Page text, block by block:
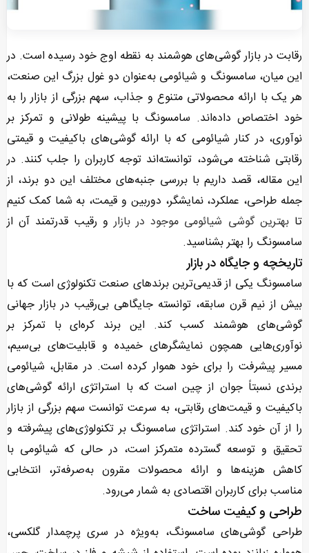
رقابت در بازار گوشی‌های هوشمند به نقطه اوج خود رسیده است. در
این میان، سامسونگ و شیائومی به‌عنوان دو غول بزرگ این صنعت،
هر یک با ارائه محصولاتی متنوع و جذاب، سهم بزرگی از بازار را به
خود اختصاص داده‌اند. سامسونگ با پیشینه طولانی و تمرکز بر
نوآوری، در کنار شیائومی که با ارائه گوشی‌های باکیفیت و قیمتی
رقابتی شناخته می‌شود، توانسته‌اند توجه کاربران را جلب کنند. در
این مقاله، قصد داریم با بررسی جنبه‌های مختلف این دو برند، از
جمله طراحی، عملکرد، نمایشگر، دوربین و قیمت، به شما کمک کنیم
تابهترین گوشی شیائومی موجود در بازارو رقیب قدرتمند آن از
سامسونگ را بهتر بشناسید.
تاریخچه و جایگاه در بازار
سامسونگ یکی از قدیمی‌ترین برندهای صنعت تکنولوژی است که با
بیش از نیم قرن سابقه، توانسته جایگاهی بی‌رقیب در بازار جهانی
گوشی‌های هوشمند کسب کند. این برند کره‌ای با تمرکز بر
نوآوری‌هایی همچون نمایشگرهای خمیده و قابلیت‌های بی‌سیم،
مسیر پیشرفت را برای خود هموار کرده است. در مقابل، شیائومی
برندی نسبتاً جوان از چین است که با استراتژی ارائه گوشی‌های
باکیفیت و قیمت‌های رقابتی، به سرعت توانست سهم بزرگی از بازار
را از آن خود کند. استراتژی سامسونگ بر تکنولوژی‌های پیشرفته و
تحقیق و توسعه گسترده متمرکز است، در حالی که شیائومی با
کاهش هزینه‌ها و ارائه محصولات مقرون به‌صرفه‌تر، انتخابی
مناسب برای کاربران اقتصادی به شمار می‌رود.
طراحی و کیفیت ساخت
طراحی گوشی‌های سامسونگ، به‌ویژه در سری پرچمدار گلکسی،